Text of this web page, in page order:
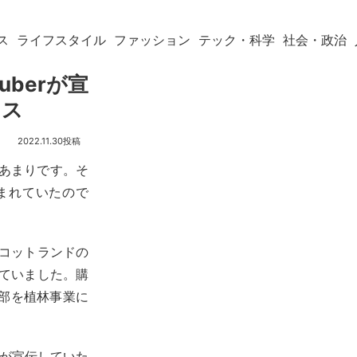
ライフスタイル ファッション テック・科学 社会・政治
が宣
2022.11.30
まりです。そ
れていたので
ットランドの
いました。購
を植林事業に